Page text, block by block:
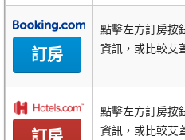
訂房
點擊左方訂房按
資訊，或比較艾
點擊左方訂房按
資訊，或比較艾